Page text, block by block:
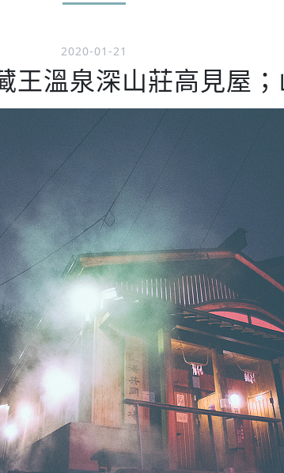
2020-01-21
王溫泉深山莊高見屋